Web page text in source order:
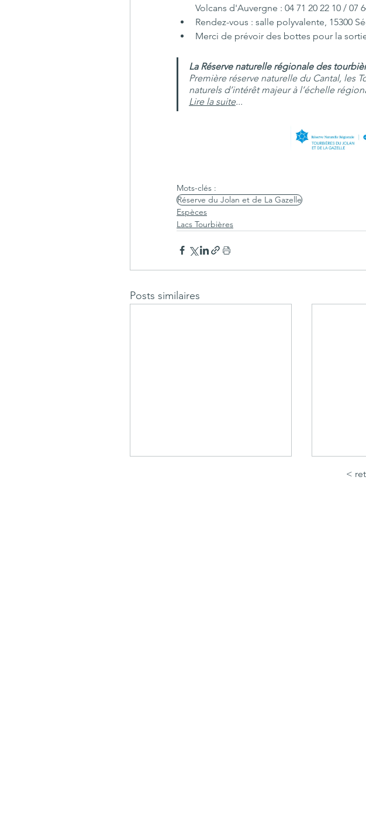
Volcans d'Auvergne : 04 71 20 22 10 / 07
Rendez-vous : salle polyvalente, 15300
Merci de prévoir des bottes pour la
La Réserve naturelle régionale des
Première réserve naturelle du Cantal, les
naturels d’intérêt majeur à l’échelle
Lire la suite...
Mots-clés :
Réserve du Jolan et de La Gazelle
Espèces
Lacs Tourbières
Posts similaires
<